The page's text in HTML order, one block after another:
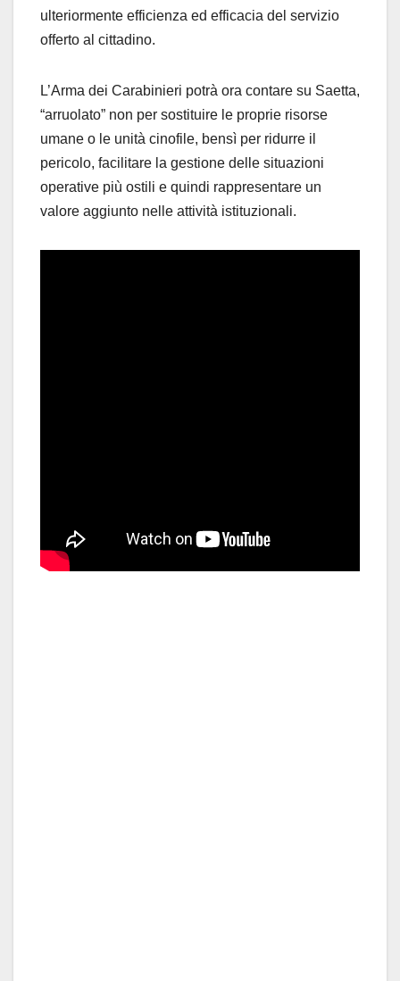
ulteriormente efficienza ed efficacia de l servizio
offerto al cittadino.
L’Arma dei Carabinieri potrà ora contare su Saetta,
“arruolato” non per sostituire le proprie risorse
umane o le unità cinofile, bensì per ridurre il
pericolo, facilitare la gestione delle situazioni
operative più ostil i e quindi rappresentare un
valore aggiunto nelle attività istituzionali.